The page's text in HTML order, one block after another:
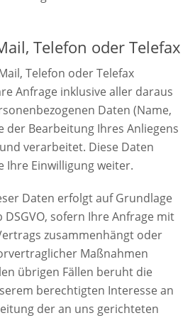
Telefon oder Telefax
Telefon oder Telefax
Anfrage inklusive aller daraus
Daten (Name,
der Bearbeitung Ihres Anliegens
verarbeitet. Diese Daten
Ihre Einwilligung weiter.
Daten erfolgt auf Grundlage
DSGVO, sofern Ihre Anfrage mit
zusammenhängt oder
Maßnahmen
übrigen Fällen beruht die
berechtigten Interesse an
der an uns gerichteten